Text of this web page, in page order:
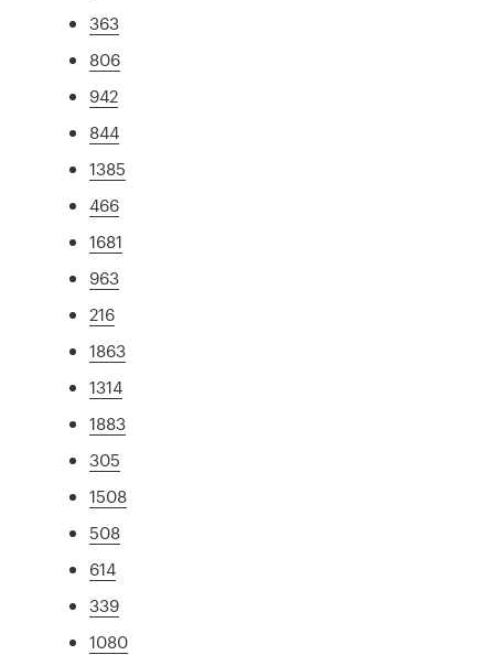
363
806
942
844
1385
466
1681
963
216
1863
1314
1883
305
1508
508
614
339
1080